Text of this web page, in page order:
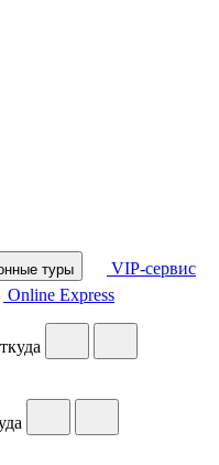
туры
VIP-сервис
Online Express